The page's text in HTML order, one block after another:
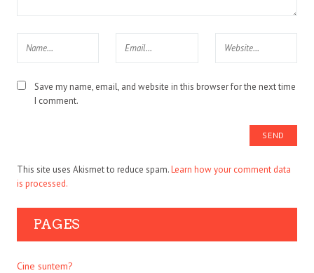
Save my name, email, and website in this browser for the next time
I comment.
This site uses Akismet to reduce spam.Learn how your comment data
is processed.
PAGES
Cine suntem?